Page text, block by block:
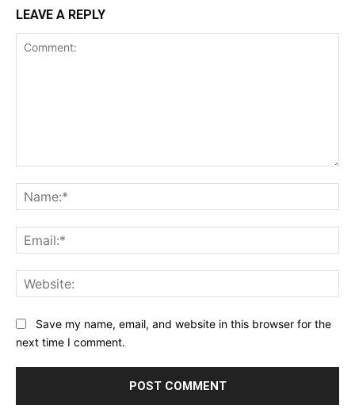
LEAVE A REPLY
Save my name, email, and website in this browser for the
next time I comment.